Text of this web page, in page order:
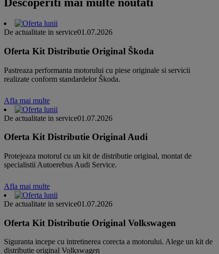
Descoperiti mai multe noutati
De actualitate in service01.07.2026
Oferta Kit Distributie Original Škoda
Pastreaza performanta motorului cu piese originale si servicii
realizate conform standardelor Škoda.
Afla mai multe
De actualitate in service01.07.2026
Oferta Kit Distributie Original Audi
Protejeaza motorul cu un kit de distributie original, montat de
specialistii Autoerebus Audi Service.
Afla mai multe
De actualitate in service01.07.2026
Oferta Kit Distributie Original Volkswagen
Siguranta incepe cu intretinerea corecta a motorului. Alege un kit de
distributie original Volkswagen